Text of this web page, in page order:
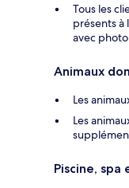
Tous les
présents
avec
Animaux
Les
Les
Piscine,